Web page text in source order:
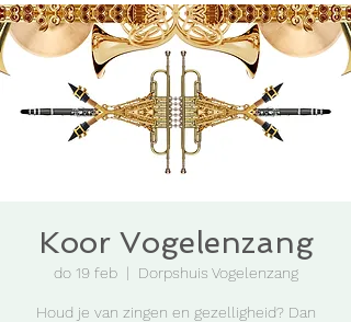
Koor Vogelenzang
do 19 feb
  |
Dorpshuis Vogelenzang
Houd je van zingen en gezelligheid? Dan